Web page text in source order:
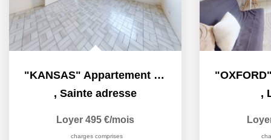
"OXFORD" Appartement F1 meublé à louer en exclusivité à Le...
,Le havre
Loyer 480 €/mois
charges comprises